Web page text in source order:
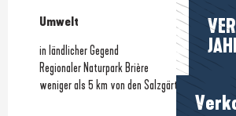
Umwelt
Umwelt
in ländlicher Gegend
Regionaler Naturpark Brière
weniger als 5 km von den Salzgärten entfernt